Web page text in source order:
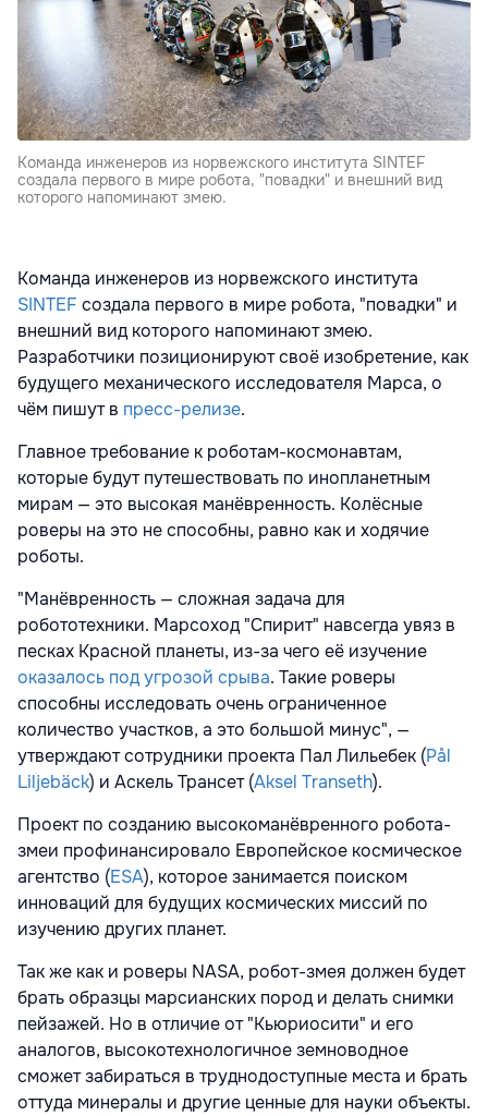
Команда инженеров из норвежского института SINTEF
создала первого в мире робота, "повадки" и внешний вид
которого напоминают змею.
Команда инженеров из норвежского института
SINTEF создала первого в мире робота, "повадки" и
внешний вид которого напоминают змею.
Разработчики позиционируют своё изобретение, как
будущего механического исследователя Марса, о
чём пишут в пресс-релизе.
Главное требование к роботам-космонавтам,
которые будут путешествовать по инопланетным
мирам — это высокая манёвренность. Колёсные
роверы на это не способны, равно как и ходячие
роботы.
"Манёвренность — сложная задача для
робототехники. Марсоход "Спирит" навсегда увяз в
песках Красной планеты, из-за чего её изучение
оказалось под угрозой срыва. Такие роверы
способны исследовать очень ограниченное
количество участков, а это большой минус", —
утверждают сотрудники проекта Пал Лильебек (Pål
Liljebäck) и Аскель Трансет (Aksel Transeth).
Проект по созданию высокоманёвренного робота-
змеи профинансировало Европейское космическое
агентство (ESA), которое занимается поиском
инноваций для будущих космических миссий по
изучению других планет.
Так же как и роверы NASA, робот-змея должен будет
брать образцы марсианских пород и делать снимки
пейзажей. Но в отличие от "Кьюриосити" и его
аналогов, высокотехнологичное земноводное
сможет забираться в труднодоступные места и брать
оттуда минералы и другие ценные для науки объекты.